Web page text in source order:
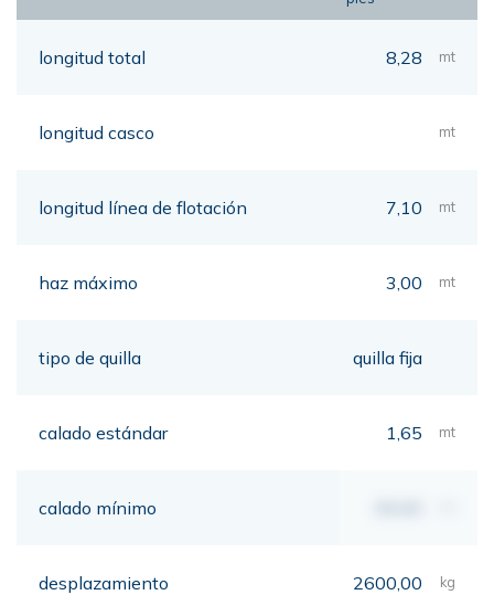
longitud total 8,28 mt
longitud casco mt
longitud línea de flotación 7,10 mt
haz máximo 3,00 mt
tipo de quilla quilla fija
calado estándar 1,65 mt
calado mínimo
desplazamiento 2600,00 kg